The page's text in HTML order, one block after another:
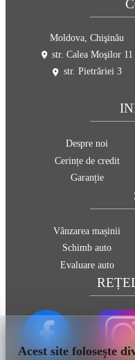
Acest site folosește
Vânzarea mașinii
Schimb auto
Evaluare auto
Despre noi
Cerințe de credit
Garanție
Moldova, Chişinău
str. Calea Moşilor 11
str. Pietrăriei 3